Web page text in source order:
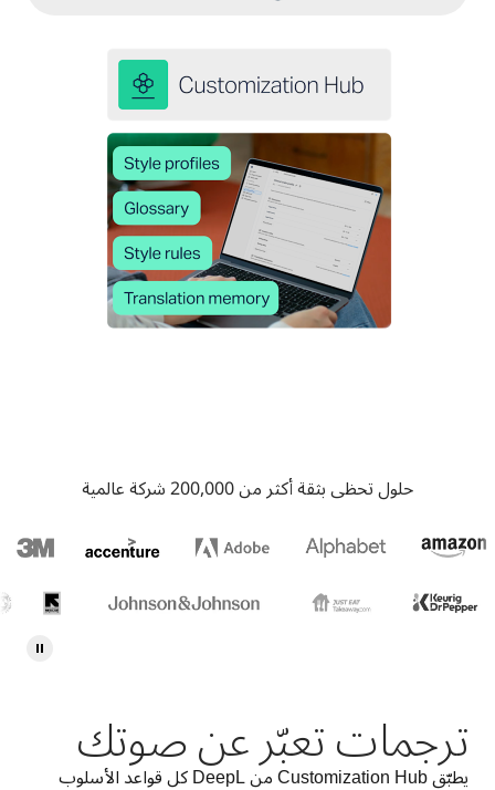
حلول تحظى بثقة أكثر من 200,000 شركة عالمية
ترجمات تعبّر عن صوتك